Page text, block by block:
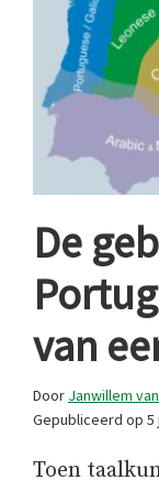
De
van
Door Janwillem
Gepubliceerd op 5
Toen